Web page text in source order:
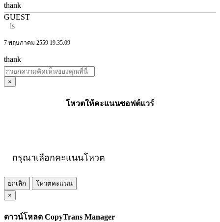
thank
GUEST
ls
7 พฤษภาคม 2559 19:35:09
thank
×
โหวตให้คะแนนซอฟต์แวร์
กรุณาเลือกคะแนนโหวต
ยกเลิก
โหวตคะแนน
×
ดาวน์โหลด CopyTrans Manager